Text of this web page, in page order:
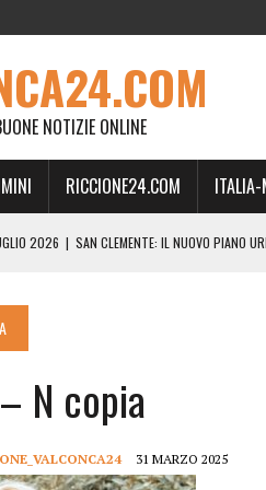
NOTIZIE ONLINE
RICCIONE24.COM
2026 | SAN CLEMENTE: IL NUOVO PIANO
RIMINI, A IL GATTO SULL’ALBICOCCO ARRIVA
DOVE LA CARNE DIVENTA MEMORIA: IL CORPO,
SAN CLEMENTE, AL VILLA ULTIMO ATTO DELLA
SAN CLEMENTE, SALA DEL CONSIGLIO
N copia
31 MARZO 2025